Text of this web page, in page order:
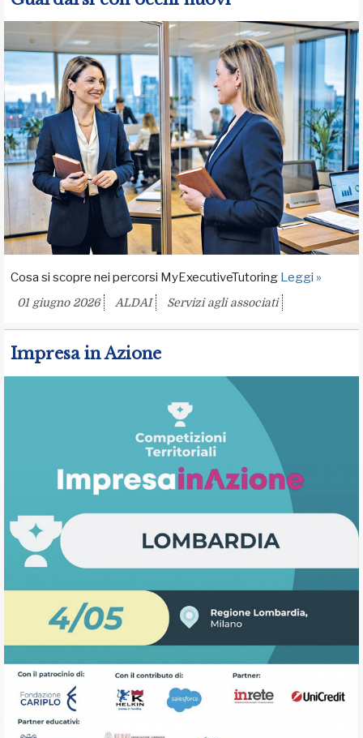
Cosa si scopre nei percorsi MyExecutiveTutoring Leggi »
01 giugno 2026 ALDAI Servizi agli associati
Impresa in Azione